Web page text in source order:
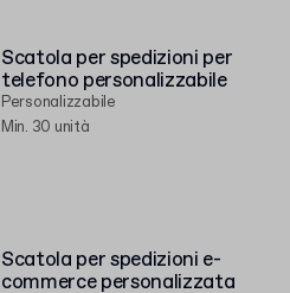
Scatola per spedizioni per
telefono personalizzabile
Personalizzabile
Min. 30 unità
Scatola per spedizioni e-
commerce personalizzata